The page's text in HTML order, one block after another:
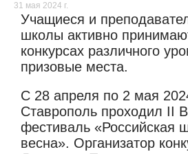
31 мая 2024 г.
Учащиеся и
школы активно
конкурсах различного
призовые места.
С 28 апреля по 2 мая
Ставрополь проходил II
фестиваль «Российская
весна». Организатор